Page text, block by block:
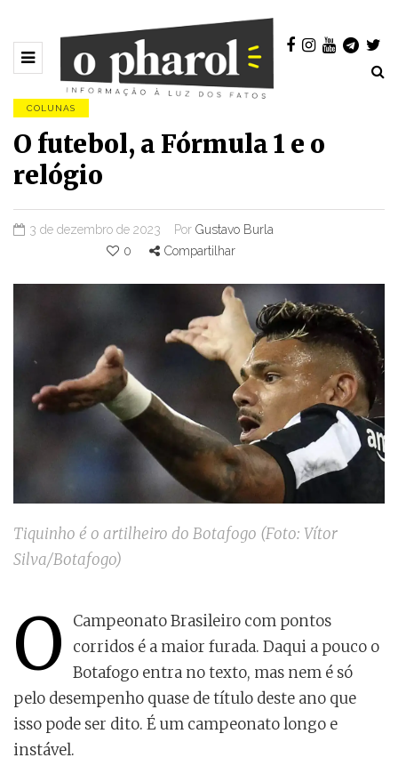
COLUNAS
O futebol, a Fórmula 1 e o
relógio
3 de dezembro de 2023 Por Gustavo Burla
0
Compartilhar
Tiquinho é o artilheiro do Botafogo (Foto: Vítor
Silva/Botafogo)
O
Campeonato Brasileiro com pontos
corridos é a maior furada. Daqui a pouco o
Botafogo entra no texto, mas nem é só
pelo desempenho quase de título deste ano que
isso pode ser dito. É um campeonato longo e
instável.